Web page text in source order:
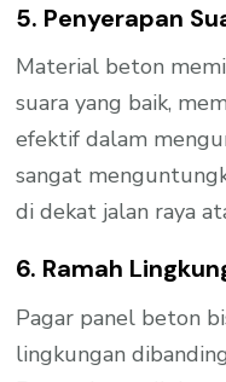
5. Penyerapan
Material beton
suara yang baik,
efektif dalam
sangat
di dekat jalan raya
6. Ramah
Pagar panel beton
lingkungan